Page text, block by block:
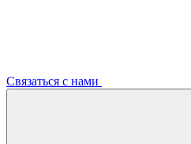
Связаться с нами